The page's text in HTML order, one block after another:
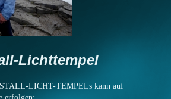
Lichttempel
LICHT-TEMPELs kann auf